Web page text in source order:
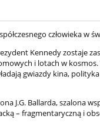
człowieka
Kennedy zostaje
i lotach w
gwiazdy kina,
J.G. Ballarda, szalona
– fragmentaryczną i